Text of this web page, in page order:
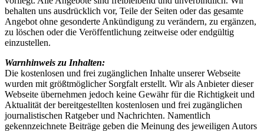
behalten uns ausdrücklich vor, Teile der Seiten oder das gesamte
Angebot ohne gesonderte Ankündigung zu verändern, zu ergänzen,
zu löschen oder die Veröffentlichung zeitweise oder endgültig
einzustellen.
Warnhinweis zu Inhalten:
Die kostenlosen und frei zugänglichen Inhalte unserer Webseite
wurden mit größtmöglicher Sorgfalt erstellt. Wir als Anbieter dieser
Webseite übernehmen jedoch keine Gewähr für die Richtigkeit und
Aktualität der bereitgestellten kostenlosen und frei zugänglichen
journalistischen Ratgeber und Nachrichten. Namentlich
gekennzeichnete Beiträge geben die Meinung des jeweiligen Autors